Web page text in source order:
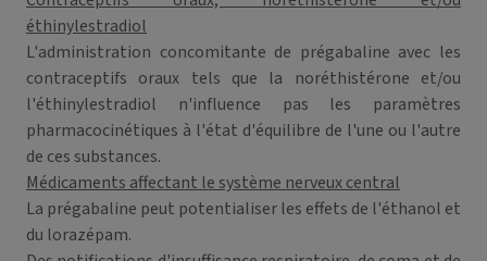
éthinylestradiol
L'administration concomitante de prégabaline avec les
contraceptifs oraux tels que la noréthistérone et/ou
l'éthinylestradiol n'influence pas les paramètres
pharmacocinétiques à l'état d'équilibre de l'une ou l'autre
de ces substances.
Médicaments affectant le système nerveux central
La prégabaline peut potentialiser les effets de l'éthanol et
du lorazépam.